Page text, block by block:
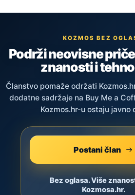
KOZMOS BEZ
Podrži neovisne
znanosti i
Članstvo pomaže održati
dodatne sadržaje na Buy Me a
Kozmos.hr-u ostaju javno
Postani član
Bez oglasa. Više
Kozmosa.hr.